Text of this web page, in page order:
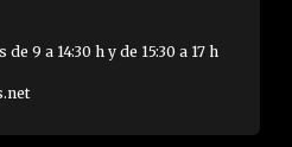
9 a 14:30 h y de 15:30 a 17 h